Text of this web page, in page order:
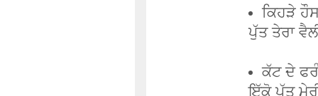
ਕਿਹੜੇ
ਪੁੱਤ ਤੇਰਾ
ਕੱਟ ਦੇ
ਇੱਕੋ ਪੁੱਤ